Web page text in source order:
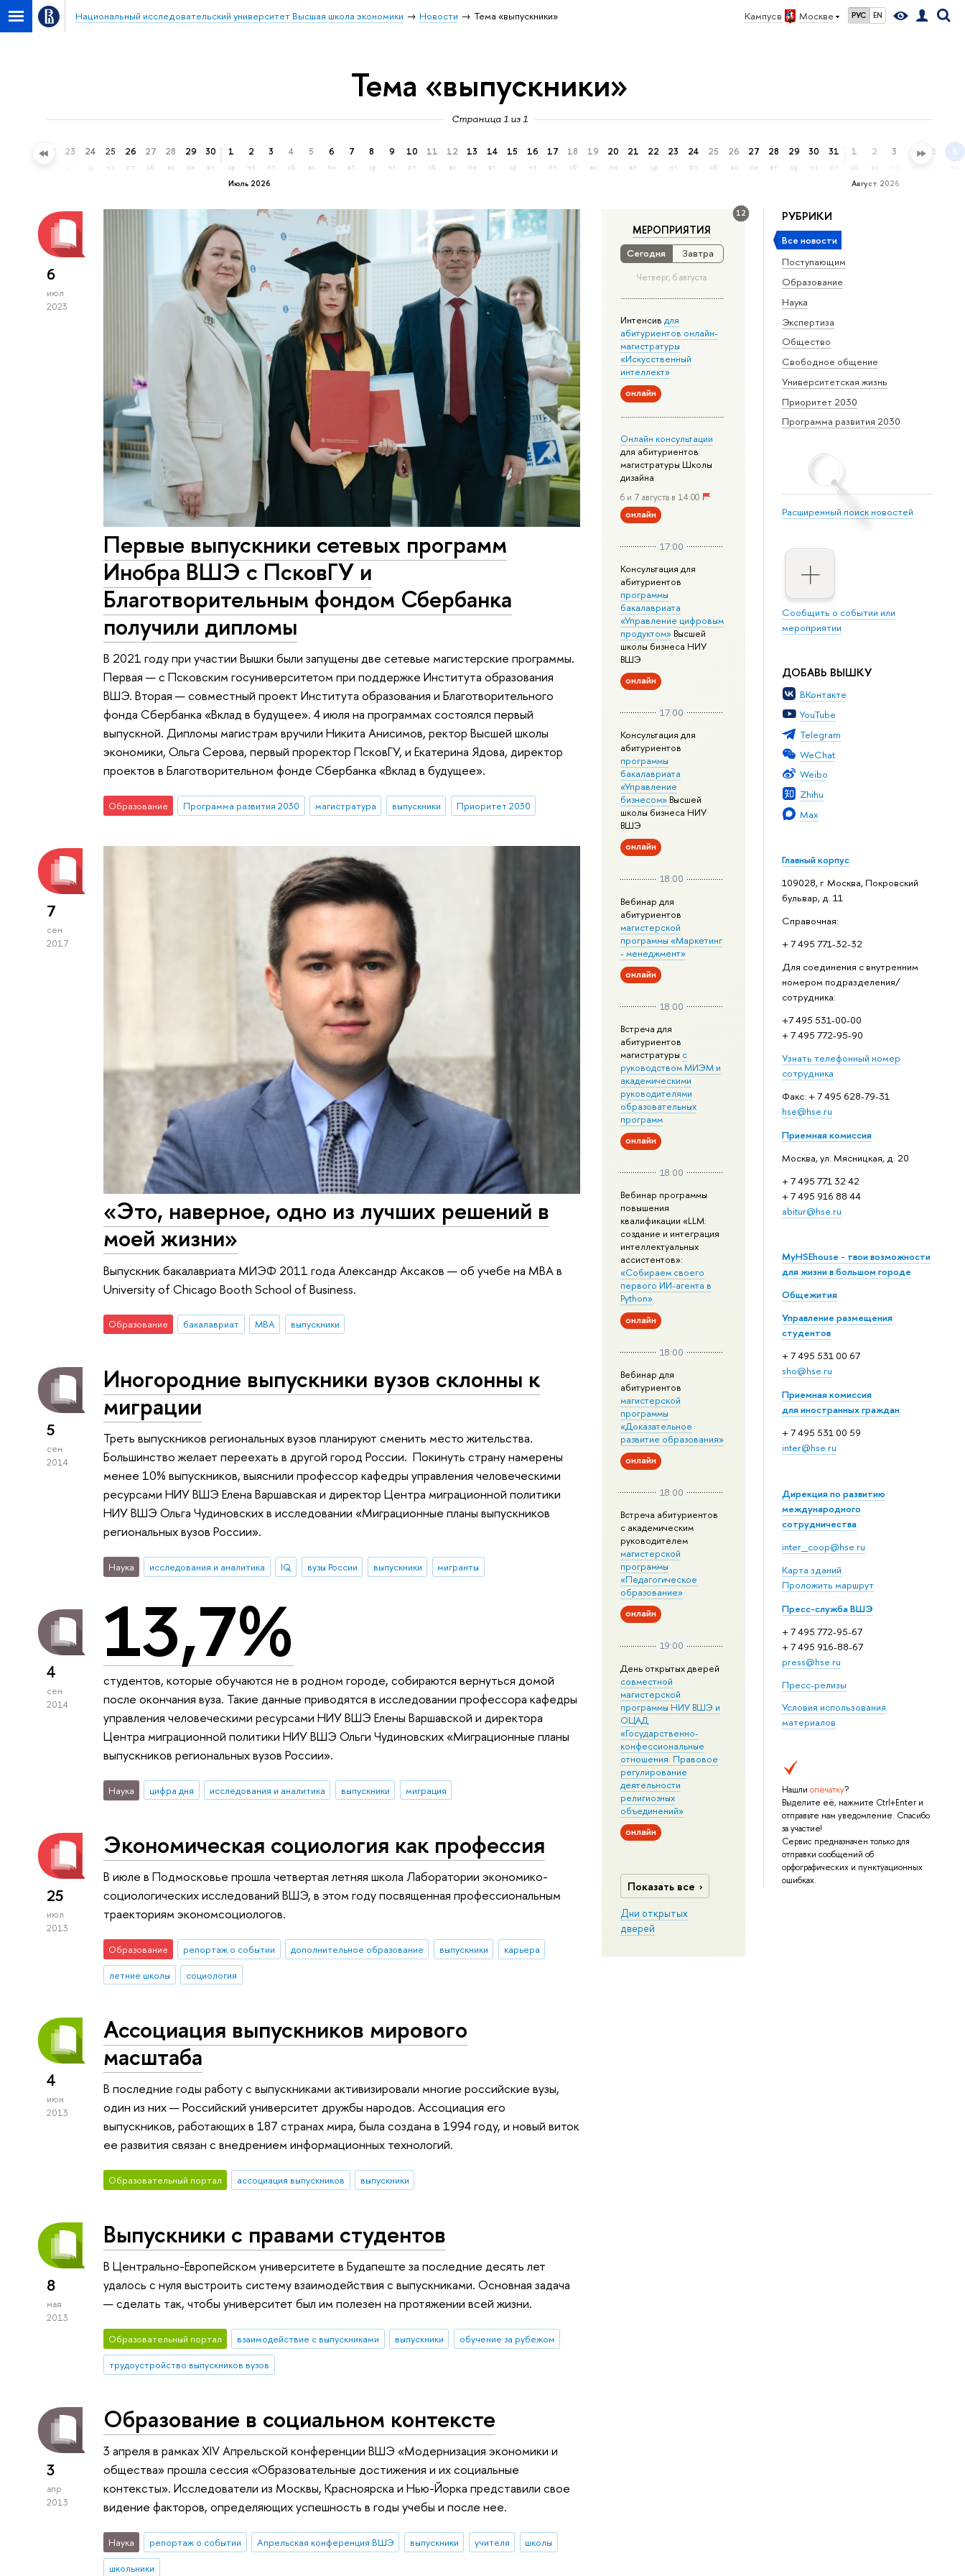
Кампус в Москве РУС EN
Национальный исследовательский университет Высшая школа экономики Новости Тема «выпускники»
Тема «выпускники»
Страница 1 из 1
22 23 24 25
чт
26
пт
27
сб
28
вс
29
пн
30
вт
Июль 2026
1
ср
2
чт
3
пт
4
сб
5
вс
6
пн
7
вт
8
ср
9
чт
10
пт
11
сб
12
вс
13
пн
14
вт
15
ср
16
чт
17
пт
18
сб
19
вс
20
пн
21
вт
22
ср
23
чт
24
пт
25
сб
26
вс
27
пн
28
вт
29
ср
30
чт
31
пт
Август 2026
1
сб
2 3 4 5 6
чт
РУБРИКИ
Все новости
Поступающим
Образование
Наука
Экспертиза
Общество
Свободное общение
Университетская жизнь
Приоритет 2030
Программа развития 2030
Расширенный поиск новостей
Сообщить о событии или
мероприятии
ДОБАВЬ ВЫШКУ
ВКонтакте
YouTube
Telegram
WeChat
Weibo
Zhihu
Max
Главный корпус
109028, г. Москва, Покровский
бульвар, д. 11
Справочная:
+ 7 495 771-32-32
Для соединения с внутренним
номером подразделения/
сотрудника:
+7 495 531-00-00
+ 7 495 772-95-90
Узнать телефонный номер
сотрудника
Факс: + 7 495 628-79-31
hse@hse.ru
Приемная комиссия
Москва, ул. Мясницкая, д. 20
+ 7 495 771 32 42
+ 7 495 916 88 44
abitur@hse.ru
MyHSEhouse - твои возможности
для жизни в большом городе
Общежития
Управление размещения
студентов
+ 7 495 531 00 67
sho@hse.ru
Приемная комиссия
для иностранных граждан
+ 7 495 531 00 59
inter@hse.ru
Дирекция по развитию
международного
сотрудничества
inter_coop@hse.ru
Карта зданий
Проложить маршрут
Пресс-служба ВШЭ
+ 7 495 772-95-67
+ 7 495 916-88-67
press@hse.ru
Пресс-релизы
Условия использования
материалов
Нашли опечатку?
Выделите её, нажмите Ctrl+Enter и
отправьте нам уведомление. Спасибо
за участие!
Сервис предназначен только для
отправки сообщений об
орфографических и пунктуационных
ошибках.
12
МЕРОПРИЯТИЯ
Сегодня Завтра
Четверг, 6 августа
Интенсив для
абитуриентов онлайн-
магистратуры
«Искусственный
интеллект»
онлайн
Онлайн консультации
для абитуриентов
магистратуры Школы
дизайна
6 и 7 августа в 14:00
онлайн
17:00
Консультация для
абитуриентов
программы
бакалавриата
«Управление цифровым
продуктом»Высшей
школы бизнеса НИУ
ВШЭ
онлайн
17:00
Консультация для
абитуриентов
программы
бакалавриата
«Управление
бизнесом» Высшей
школы бизнеса НИУ
ВШЭ
онлайн
18:00
Вебинар для
абитуриентов
магистерской
программы «Маркетинг
- менеджмент»
онлайн
18:00
Встреча для
абитуриентов
магистратуры с
руководством МИЭМ и
академическими
руководителями
образовательных
программ
онлайн
18:00
Вебинар программы
повышения
квалификации «LLM:
создание и интеграция
интеллектуальных
ассистентов»:
«Собираем своего
первого ИИ-агента в
Python»
онлайн
18:00
Вебинар для
абитуриентов
магистерской
программы
«Доказательное
развитие образования»
онлайн
18:00
Встреча абитуриентов
с академическим
руководителем
магистерской
программы
«Педагогическое
образование»
онлайн
19:00
День открытых дверей
совместной
магистерской
программы НИУ ВШЭ и
ОЦАД
«Государственно-
конфессиональные
отношения. Правовое
регулирование
деятельности
религиозных
объединений»
онлайн
Показать все
Дни открытых
дверей
6
июл
2023
Первые выпускники сетевых программ
Инобра ВШЭ с ПсковГУ и
Благотворительным фондом Сбербанка
получили дипломы
В 2021 году при участии Вышки были запущены две сетевые магистерские программы.
Первая — с Псковским госуниверситетом при поддержке Института образования
ВШЭ. Вторая — совместный проект Института образования и Благотворительного
фонда Сбербанка «Вклад в будущее». 4 июля на программах состоялся первый
выпускной. Дипломы магистрам вручили Никита Анисимов, ректор Высшей школы
экономики, Ольга Серова, первый проректор ПсковГУ, и Екатерина Ядова, директор
проектов в Благотворительном фонде Сбербанка «Вклад в будущее».
Образование Программа развития 2030 магистратура выпускники Приоритет 2030
7
сен
2017
«Это, наверное, одно из лучших решений в
моей жизни»
Выпускник бакалавриата МИЭФ 2011 года Александр Аксаков — об учебе на MBA в
University of Chicago Booth School of Business.
Образование бакалавриат MBA выпускники
5
сен
2014
Иногородние выпускники вузов склонны к
миграции
Треть выпускников региональных вузов планируют сменить место жительства.
Большинство желает переехать в другой город России. Покинуть страну намерены
менее 10% выпускников, выяснили профессор кафедры управления человеческими
ресурсами НИУ ВШЭ Елена Варшавская и директор Центра миграционной политики
НИУ ВШЭ Ольга Чудиновских в исследовании «Миграционные планы выпускников
региональных вузов России».
Наука исследования и аналитика IQ вузы России выпускники мигранты
4
сен
2014
13,7%
студентов, которые обучаются не в родном городе, собираются вернуться домой
после окончания вуза. Такие данные приводятся в исследовании профессора кафедры
управления человеческими ресурсами НИУ ВШЭ Елены Варшавской и директора
Центра миграционной политики НИУ ВШЭ Ольги Чудиновских «Миграционные планы
выпускников региональных вузов России».
Наука цифра дня исследования и аналитика выпускники миграция
25
июл
2013
Экономическая социология как профессия
В июле в Подмосковье прошла четвертая летняя школа Лаборатории экономико-
социологических исследований ВШЭ, в этом году посвященная профессиональным
траекториям экономсоциологов.
Образование репортаж о событии дополнительное образование выпускники
карьера
летние школы
социология
4
июн
2013
Ассоциация выпускников мирового
масштаба
В последние годы работу с выпускниками активизировали многие российские вузы,
один из них — Российский университет дружбы народов. Ассоциация его
выпускников, работающих в 187 странах мира, была создана в 1994 году, и новый виток
ее развития связан с внедрением информационных технологий.
Образовательный портал ассоциация выпускников выпускники
8
мая
2013
Выпускники с правами студентов
В Центрально-Европейском университете в Будапеште за последние десять лет
удалось с нуля выстроить систему взаимодействия с выпускниками. Основная задача
— сделать так, чтобы университет был им полезен на протяжении всей жизни.
Образовательный портал взаимодействие с выпускниками выпускники
обучение за рубежом
трудоустройство выпускников вузов
3
апр
2013
Образование в социальном контексте
3 апреля в рамках XIV Апрельской конференции ВШЭ «Модернизация экономики и
общества» прошла сессия «Образовательные достижения и их социальные
контексты». Исследователи из Москвы, Красноярска и Нью-Йорка представили свое
видение факторов, определяющих успешность в годы учебы и после нее.
Наука репортаж о событии Апрельская конференция ВШЭ выпускники учителя
школы
школьники